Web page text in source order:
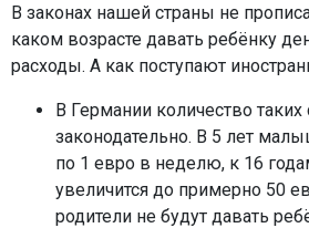
В законах нашей страны не
каком возрасте давать ребёнку
расходы. А как поступают
В Германии количество
законодательно. В 5 лет
по 1 евро в неделю, к 16
увеличится до примерно 50
родители не будут давать